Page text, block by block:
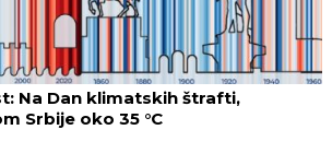
Na Dan klimatskih štrafti,
Srbije oko 35 °C